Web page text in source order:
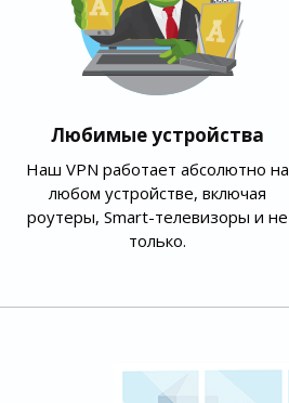
Любимые устройства
Наш VPN работает абсолютно на
любом устройстве, включая
роутеры, Smart-телевизоры и не
только.